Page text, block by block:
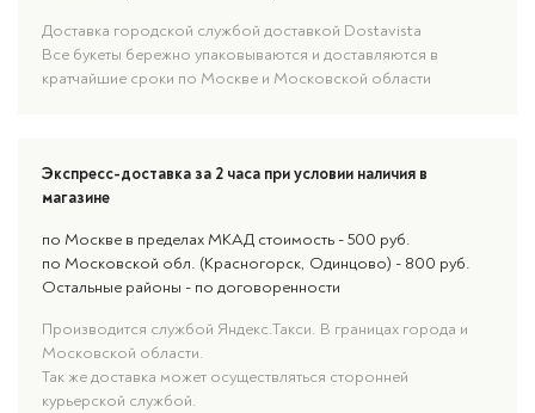
Доставка городской службой доставкой Dostavista
Все букеты бережно упаковываются и доставляются в
кратчайшие сроки по Москве и Московской области
Экспресс-доставка за 2 часа при условии наличия в
магазине
по Москве в пределах МКАД стоимость - 500 руб.
по Московской обл. (Красногорск, Одинцово) - 800 руб.
Остальные районы - по договоренности
Производится службой Яндекс.Такси. В границах города и
Московской области.
Так же доставка может осуществляться сторонней
курьерской службой.